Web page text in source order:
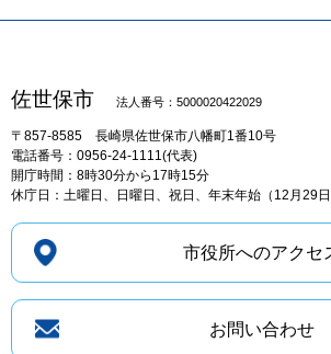
佐世保市 法人番号：5000020422029
〒857-8585 長崎県佐世保市八幡町1番10号
電話番号：0956-24-1111(代表)
開庁時間：8時30分から17時15分
休庁日：土曜日、日曜日、祝日、年末年始（12月29日
市役所へのアクセ
お問い合わせ